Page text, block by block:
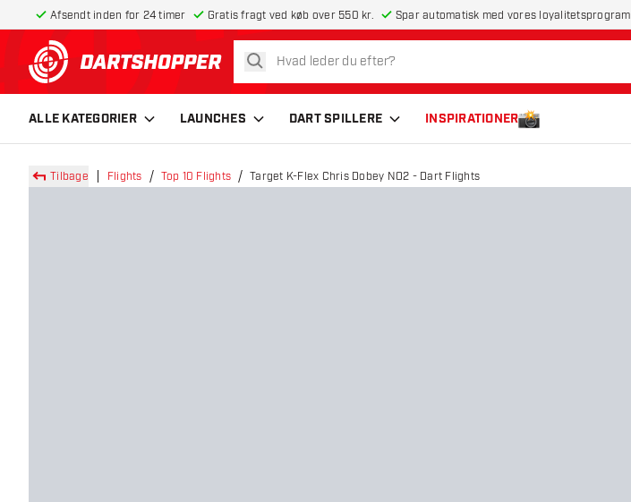
Afsendt inden for 24 timer Gratis fragt ved køb over 550 kr. Spar automatisk med vores loyalitetsprogram
tilbage til forsiden
søg
ALLE KATEGORIER LAUNCHES DART SPILLERE INSPIRATIONER
Tilbage Flights Top 10 Flights Target K-Flex Chris Dobey NO2 - Dart Flights